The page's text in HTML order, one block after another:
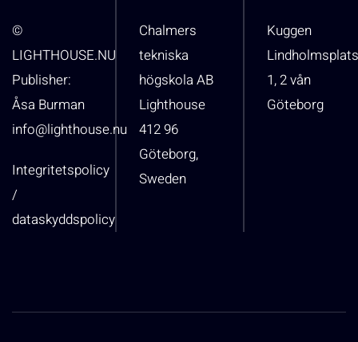
©
LIGHTHOUSE.NU
Publisher:
Åsa Burman
info@lighthouse.nu
Integritetspolicy
/
dataskyddspolicy
Chalmers
tekniska
högskola AB
Lighthouse
412 96
Göteborg,
Sweden
Kuggen
1, 2 vån
Göteborg